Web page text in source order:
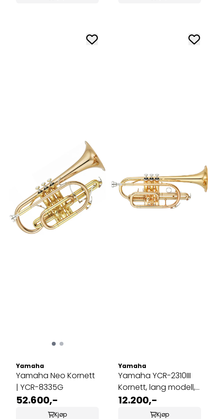
Yamaha
Yamaha Neo Kornett
| YCR-8335G
52.600,-
Kjøp
Yamaha
Yamaha YCR-2310III
Kornett, lang modell,
lakkert
12.200,-
Kjøp